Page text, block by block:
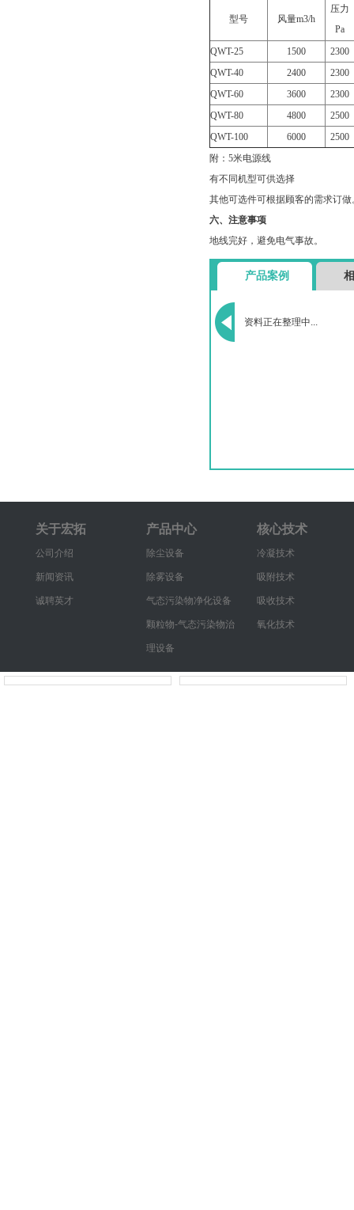
型号 风量m3/h
压力
Pa
QWT-25
1500
2300
QWT-40
2400
2300
QWT-60
3600
2300
QWT-80
4800
2500
QWT-100
6000
2500
附：5米电源线
有不同机型可供选择
其他可选件可根据顾客的需求订
六、注意事项
地线完好，避免电气事故。
产品案例
资料正在整理中...
关于宏拓
公司介绍
新闻资讯
诚聘英才
产品中心
除尘设备
除雾设备
气态污染物净化设备
颗粒物-气态污染物治
理设备
核心技术
冷凝技术
吸附技术
吸收技术
氧化技术